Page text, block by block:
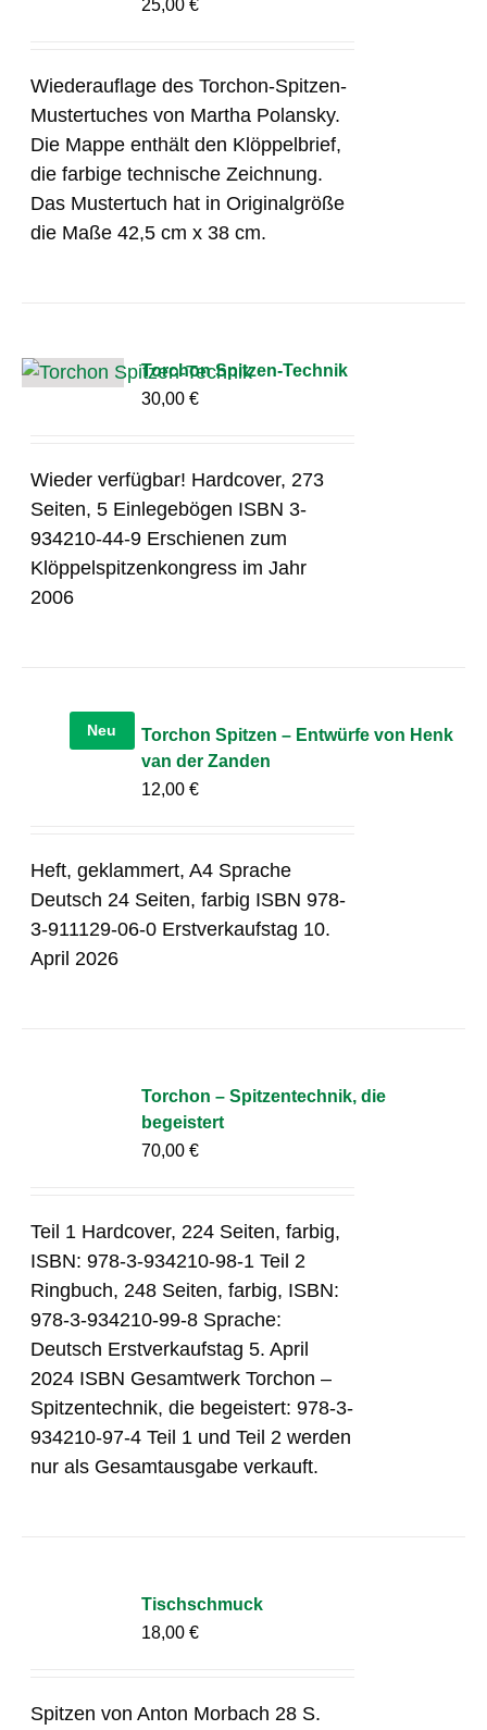
25,00€
Wiederauflage des Torchon-Spitzen-
Mustertuches von Martha Polansky.
Die Mappe enthält den Klöppelbrief,
die farbige technische Zeichnung.
Das Mustertuch hat in Originalgröße
die Maße 42,5 cm x 38 cm.
Torchon Spitzen-Technik
30,00€
Wieder verfügbar! Hardcover, 273
Seiten, 5 Einlegebögen ISBN 3-
934210-44-9 Erschienen zum
Klöppelspitzenkongress im Jahr
2006
Neu
Torchon Spitzen – Entwürfe von Henk
van der Zanden
12,00€
Heft, geklammert, A4 Sprache
Deutsch 24 Seiten, farbig ISBN 978-
3-911129-06-0 Erstverkaufstag 10.
April 2026
Torchon – Spitzentechnik, die
begeistert
70,00€
Teil 1 Hardcover, 224 Seiten, farbig,
ISBN: 978-3-934210-98-1 Teil 2
Ringbuch, 248 Seiten, farbig, ISBN:
978-3-934210-99-8 Sprache:
Deutsch Erstverkaufstag 5. April
2024 ISBN Gesamtwerk Torchon –
Spitzentechnik, die begeistert: 978-3-
934210-97-4 Teil 1 und Teil 2 werden
nur als Gesamtausgabe verkauft.
Tischschmuck
18,00€
Spitzen von Anton Morbach 28 S.